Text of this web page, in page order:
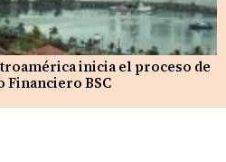
inicia el proceso de
Financiero BSC